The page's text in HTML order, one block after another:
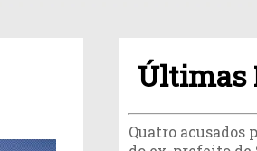
Últimas
Quatro acusados